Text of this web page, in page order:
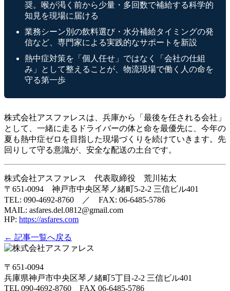
奨。喉が渇く前から少量・多回数で補給する科学的
知見を現場に届ける
業務シーン別の飲料選び・水分補給タイミングの発
信など、専門家による実践的なサポートを新設
熱中症対策を「個人任せ」ではなく「会社の仕組
み」として整えることが、物流現場で働く人の命を
守る第一歩
株式会社アスファレスは、兵庫から「最後を任される会社」
として、一緒に走るドライバーの体と命を最優先に、今年の
夏も熱中症ゼロを目指した現場づくりを続けていきます。先
回りして守る意識が、安全な配送の土台です。
株式会社アスファレス 代表取締役 荒川祐太
〒651-0094 神戸市中央区琴ノ緒町5-2-2 三信ビル401
TEL: 090-4692-8760 ／ FAX: 06-6485-5786
MAIL: asfares.del.0812@gmail.com
HP: https://asfares.com
← 記事一覧へ戻る
〒651-0094
兵庫県神戸市中央区琴ノ緒町5丁目-2-2 三信ビル401
TEL 090-4692-8760 FAX 06-6485-5786